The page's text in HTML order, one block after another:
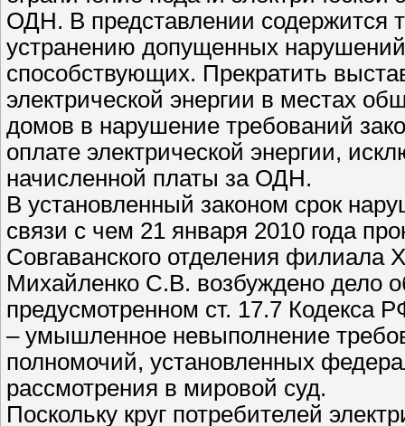
ОДН. В представлении содержится
устранению допущенных
способствующих. Прекратить
электрической энергии в местах
домов в нарушение требований
оплате электрической энергии,
начисленной платы за ОДН.
В установленный законом срок
связи с чем 21 января 2010 года
Совгаванского отделения
Михайленко С.В. возбуждено дело
предусмотренном ст. 17.7 Кодекса
– умышленное невыполнение
полномочий, установленных
рассмотрения в мировой суд.
Поскольку круг потребителей